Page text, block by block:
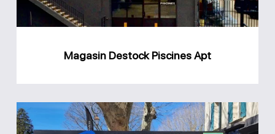
Magasin Destock Piscines Apt
Magasin